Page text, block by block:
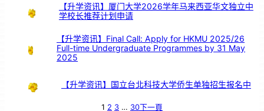
【升学资讯】厦门大学2026学年马来西亚华文独立中
学校长推荐计划申请
【升学资讯】Final Call: Apply for HKMU 2025/26
Full-time Undergraduate Programmes by 31 May
2025
【升学资讯】国立台北科技大学侨生单独招生报名中
1 2 3 … 30下一頁